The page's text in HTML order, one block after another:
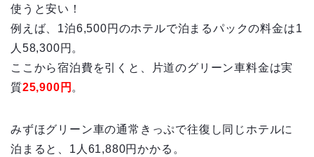
使うと安い！
例えば、1泊6,500円のホテルで泊まるパックの料金は1
人58,300円。
ここから宿泊費を引くと、片道のグリーン車料金は実
質25,900円 。
みずほグリーン車の通常きっぷで往復し同じホテルに
泊まると、1人61,880円かかる。